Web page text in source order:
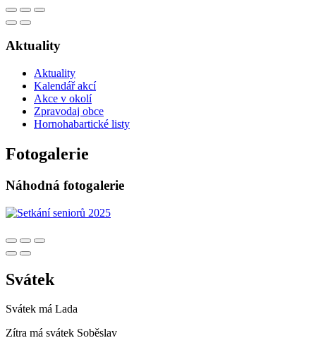
Aktuality
Aktuality
Kalendář akcí
Akce v okolí
Zpravodaj obce
Hornohabartické listy
Fotogalerie
Náhodná fotogalerie
Svátek
Svátek má Lada
Zítra má svátek Soběslav